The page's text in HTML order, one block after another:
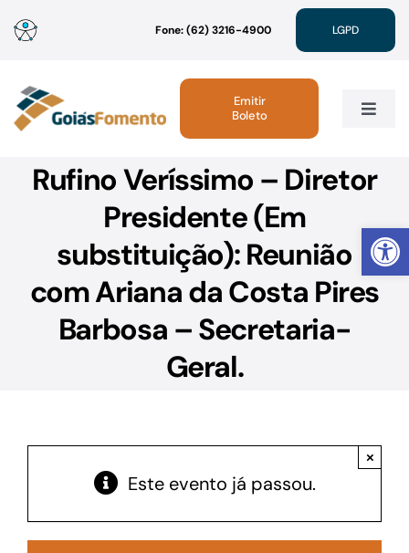
Abrir
para
conteúdo
Fone: (62) 3216-4900 LGPD
Toggle
Institucional
Atendimento
Emitir
Boleto
Rufino Veríssimo – Diretor
Presidente (Em
substituição): Reunião
com Ariana da Costa Pires
Barbosa – Secretaria-
Geral.
Este evento já passou.
×